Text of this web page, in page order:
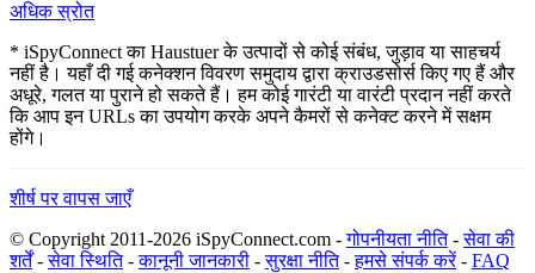
अधिक स्रोत
* iSpyConnect का Haustuer के उत्पादों से कोई संबंध, जुड़ाव या साहचर्य
नहीं है। यहाँ दी गई कनेक्शन विवरण समुदाय द्वारा क्राउडसोर्स किए गए हैं और
अधूरे, गलत या पुराने हो सकते हैं। हम कोई गारंटी या वारंटी प्रदान नहीं करते
कि आप इन URLs का उपयोग करके अपने कैमरों से कनेक्ट करने में सक्षम
होंगे।
शीर्ष पर वापस जाएँ
© Copyright 2011-2026 iSpyConnect.com -गोपनीयता नीति-सेवा की
शर्तें-सेवा स्थिति-कानूनी जानकारी -सुरक्षा नीति-हमसे संपर्क करें- FAQ